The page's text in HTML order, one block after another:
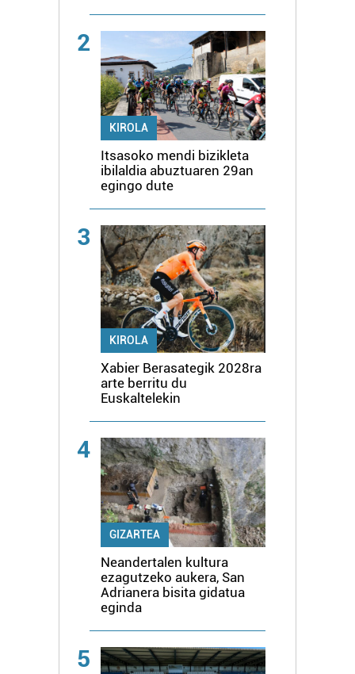
2
KIROLA
Itsasoko mendi bizikleta
ibilaldia abuztuaren 29an
egingo dute
3
KIROLA
Xabier Berasategik 2028ra
arte berritu du
Euskaltelekin
4
GIZARTEA
Neandertalen kultura
ezagutzeko aukera, San
Adrianera bisita gidatua
eginda
5